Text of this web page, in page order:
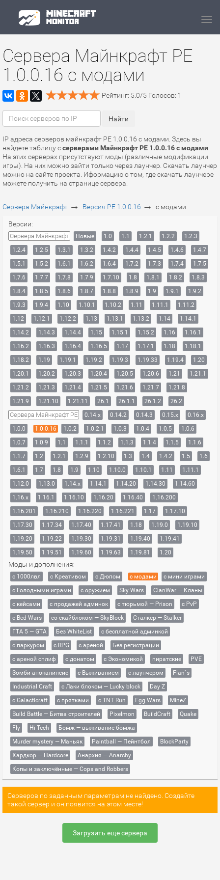
Сервера Майнкрафт PE
1.0.0.16 с модами
Рейтинг: 5.0/5 Голосов: 1
IP адреса серверов майнкрафт PE 1.0.0.16 с модами. Здесь вы
найдете таблицу ссерверами Майнкрафт PE 1.0.0.16 с модами
На этих серверах присутствуют моды (различные модификации
игры). На них можно зайти только через лаунчер. Скачать лаунчер
можно на сайте проекта. Иформацию о том, где скачать лаунчере
можете получить на странице сервера.
Сервера Майнкрафт → Версия PE 1.0.0.16 → с модами
Версии:
Сервера Майнкрафт Новые 1.0 1.1 1.2.1 1.2.2
1.2.3
1.2.4
1.2.5 1.3.1 1.3.2 1.4.2 1.4.4 1.4.5 1.4.6
1.4.7
1.5.1
1.5.2 1.6.1 1.6.2 1.6.4 1.7.2 1.7.3 1.7.4
1.7.5
1.7.6
1.7.7 1.7.8 1.7.9 1.7.10 1.8 1.8.1 1.8.2
1.8.3
1.8.4
1.8.5 1.8.6 1.8.7 1.8.8 1.8.9 1.9 1.9.1
1.9.2
1.9.3
1.9.4 1.10 1.10.1 1.10.2 1.11 1.11.1
1.11.2
1.12
1.12.1 1.12.2 1.13 1.13.1 1.13.2 1.14
1.14.1
1.14.2
1.14.3 1.14.4 1.15 1.15.1 1.15.2 1.16
1.16.1
1.16.2
1.16.3 1.16.4 1.16.5 1.17 1.17.1 1.18
1.18.1
1.18.2
1.19 1.19.1 1.19.2 1.19.3 1.19.33 1.19.4
1.20
1.20.1
1.20.2 1.20.3 1.20.4 1.20.5 1.20.6 1.21
1.21.1
1.21.2
1.21.3 1.21.4 1.21.5 1.21.6 1.21.7
1.21.8
1.21.9
1.21.10 1.21.11 26.1 26.1.1 26.1.2 26.2
Сервера Майнкрафт PE 0.14.x 0.14.2 0.14.3 0.15.x
0.16.x
1.0.0
1.0.0.16 1.0.2 1.0.2.1 1.0.3 1.0.4 1.0.5
1.0.6
1.0.7
1.0.9 1.1 1.1.1 1.1.2 1.1.3 1.1.4 1.1.5
1.1.6
1.1.7
1.2 1.2.1 1.2.9 1.2.10 1.3 1.4 1.4.2 1.5
1.6
1.6.1
1.7 1.8 1.9 1.10 1.10.0 1.10.1 1.11
1.11.1
1.12.0
1.13.0 1.14.x 1.14.1 1.14.20 1.14.30
1.14.60
1.16.x
1.16.1 1.16.10 1.16.20 1.16.40
1.16.200
1.16.201
1.16.210 1.16.220 1.16.221 1.17
1.17.10
1.17.30
1.17.34 1.17.40 1.17.41 1.18 1.19.0
1.19.10
1.19.20
1.19.22 1.19.30 1.19.31 1.19.40
1.19.41
1.19.50
1.19.51 1.19.60 1.19.63 1.19.81 1.20
Моды и дополнения:
с 1000лвл c Креативом с Дюпом с модами
с мини играми
с Голодными играми
с оружием Sky Wars
ClanWar — Кланы
с кейсами
с продажей админок с тюрьмой — Prison
с PvP
с Bed Wars
со скайблоком — SkyBlock
Сталкер — Stalker
ГТА 5 — GTA
Без WhiteList
с бесплатной админкой
с паркуром
с RPG с ареной
Без регистрации
с ареной сплиф
с донатом с Экономикой пиратские
PVE
Зомби апокалипсис
с Выживанием с лаунчером
Flan`s
Industrial Craft
с Лаки блоком — Lucky block
Day Z
с Galacticraft
с прятками с TNT Run Egg Wars
MineZ
Build Battle — Битва строителей
Pixelmon BuildCraft
Quake
Fly
Hi-Tech
Бомж — выживание бомжа
Murder mystery — Маньяк
Paintball — Пейнтбол
BlockParty
Хардкор — Hardcore
Анархия — Anarchy
Копы и заключённые — Cops and Robbers
Серверов по заданным параметрам не найдено. Создайте
такой сервер и он появится на этом месте!
Загрузить еще сервера